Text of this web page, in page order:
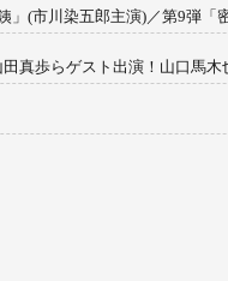
」(市川染五郎主演)／第9弾「
真歩らゲスト出演！山口馬木